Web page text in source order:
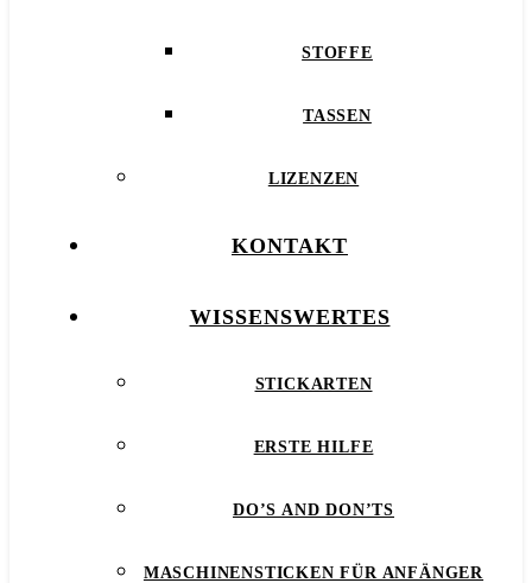
STOFFE
TASSEN
LIZENZEN
KONTAKT
WISSENSWERTES
STICKARTEN
ERSTE HILFE
DO’S AND DON’TS
MASCHINENSTICKEN FÜR ANFÄNGER